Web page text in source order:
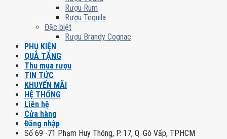
Rượu Rum
Rượu Tequila
Đặc biệt
Rượu Brandy Cognac
PHỤ KIỆN
QUÀ TẶNG
Thu mua rượu
TIN TỨC
KHUYẾN MÃI
HỆ THỐNG
Liên hệ
Cửa hàng
Đăng nhập
Số 69 -71 Phạm Huy Thông, P. 17, Q. Gò Vấp, TPHCM